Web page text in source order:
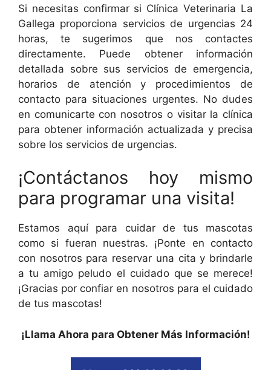
Si necesitas confirmar si Clínica Veterinaria La
Gallega proporciona servicios de urgencias 24
horas, te sugerimos que nos contactes
directamente. Puede obtener información
detallada sobre sus servicios de emergencia,
horarios de atención y procedimientos de
contacto para situaciones urgentes. No dudes
en comunicarte con nosotros o visitar la clínica
para obtener información actualizada y precisa
sobre los servicios de urgencias.
¡Contáctanos hoy mismo
para programar una visita!
Estamos aquí para cuidar de tus mascotas
como si fueran nuestras. ¡Ponte en contacto
con nosotros para reservar una cita y brindarle
a tu amigo peludo el cuidado que se merece!
¡Gracias por confiar en nosotros para el cuidado
de tus mascotas!
¡Llama Ahora para Obtener Más Información!